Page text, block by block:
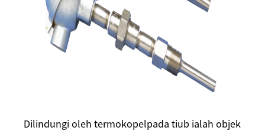
Dilindungi oleh termokopelpada tiub ialah objek